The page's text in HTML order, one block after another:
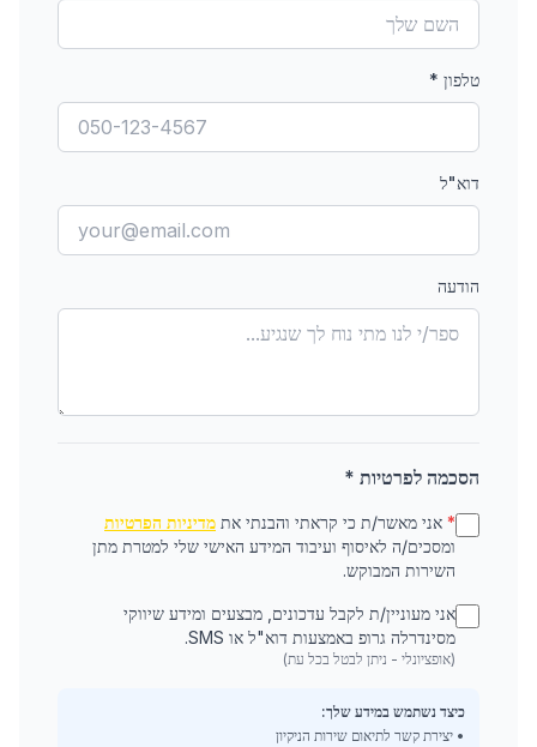
טלפון *
דוא"ל
הודעה
הסכמה לפרטיות *
* אני מאשר/ת כי קראתי והבנתי את מדיניות הפרטיות
ומסכים/ה לאיסוף ועיבוד המידע האישי שלי למטרת מתן
השירות המבוקש.
אני מעוניין/ת לקבל עדכונים, מבצעים ומידע שיווקי
מסינדרלה גרופ באמצעות דוא"ל או SMS.
(אופציונלי - ניתן לבטל בכל עת)
כיצד נשתמש במידע שלך:
• יצירת קשר לתיאום שירות הניקיון